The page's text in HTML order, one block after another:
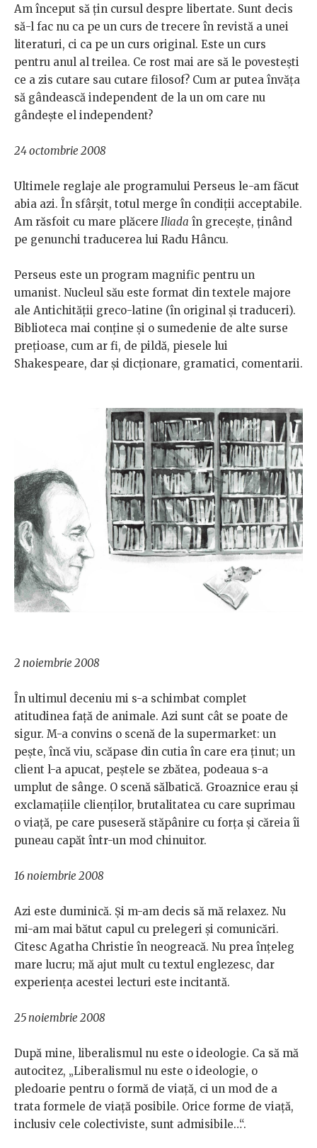
Am început să țin cursul despre libertate. Sunt decis
să-l fac nu ca pe un curs de trecere în revistă a unei
literaturi, ci ca pe un curs original. Este un curs
pentru anul al treilea. Ce rost mai are să le povestești
ce a zis cutare sau cutare filosof? Cum ar putea învăța
să gândească independent de la un om care nu
gândește el independent?
24 octombrie 2008
Ultimele reglaje ale programului Perseus le-am făcut
abia azi. În sfârșit, totul merge în condiții acceptabile.
Am răsfoit cu mare plăcere Iliada în grecește, ținând
pe genunchi traducerea lui Radu Hâncu.
Perseus este un program magnific pentru un
umanist. Nucleul său este format din textele majore
ale Antichității greco-latine (în original și traduceri).
Biblioteca mai conține și o sumedenie de alte surse
prețioase, cum ar fi, de pildă, piesele lui
Shakespeare, dar și dicționare, gramatici, comentarii.
2 noiembrie 2008
În ultimul deceniu mi s-a schimbat complet
atitudinea față de animale. Azi sunt cât se poate de
sigur. M-a convins o scenă de la supermarket: un
pește, încă viu, scăpase din cutia în care era ținut; un
client l-a apucat, peștele se zbătea, podeaua s-a
umplut de sânge. O scenă sălbatică. Groaznice erau și
exclamațiile clienților, brutalitatea cu care suprimau
o viață, pe care puseseră stăpânire cu forța și căreia îi
puneau capăt într-un mod chinuitor.
16 noiembrie 2008
Azi este duminică. Și m-am decis să mă relaxez. Nu
mi-am mai bătut capul cu prelegeri și comunicări.
Citesc Agatha Christie în neogreacă. Nu prea înțeleg
mare lucru; mă ajut mult cu textul englezesc, dar
experiența acestei lecturi este incitantă.
25 noiembrie 2008
După mine, liberalismul nu este o ideologie. Ca să mă
autocitez, „Liberalismul nu este o ideologie, o
pledoarie pentru o formă de viață, ci un mod de a
trata formele de viață posibile. Orice forme de viață,
inclusiv cele colectiviste, sunt admisibile…“.